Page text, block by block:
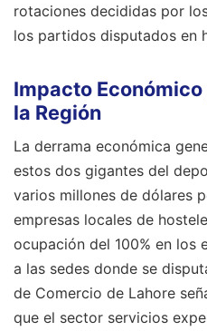
rotaciones decididas por
los partidos disputados en
Impacto
la Región
La derrama económica
estos dos gigantes del
varios millones de dólares
empresas locales de
ocupación del 100% en los
a las sedes donde se
de Comercio de Lahore
que el sector servicios